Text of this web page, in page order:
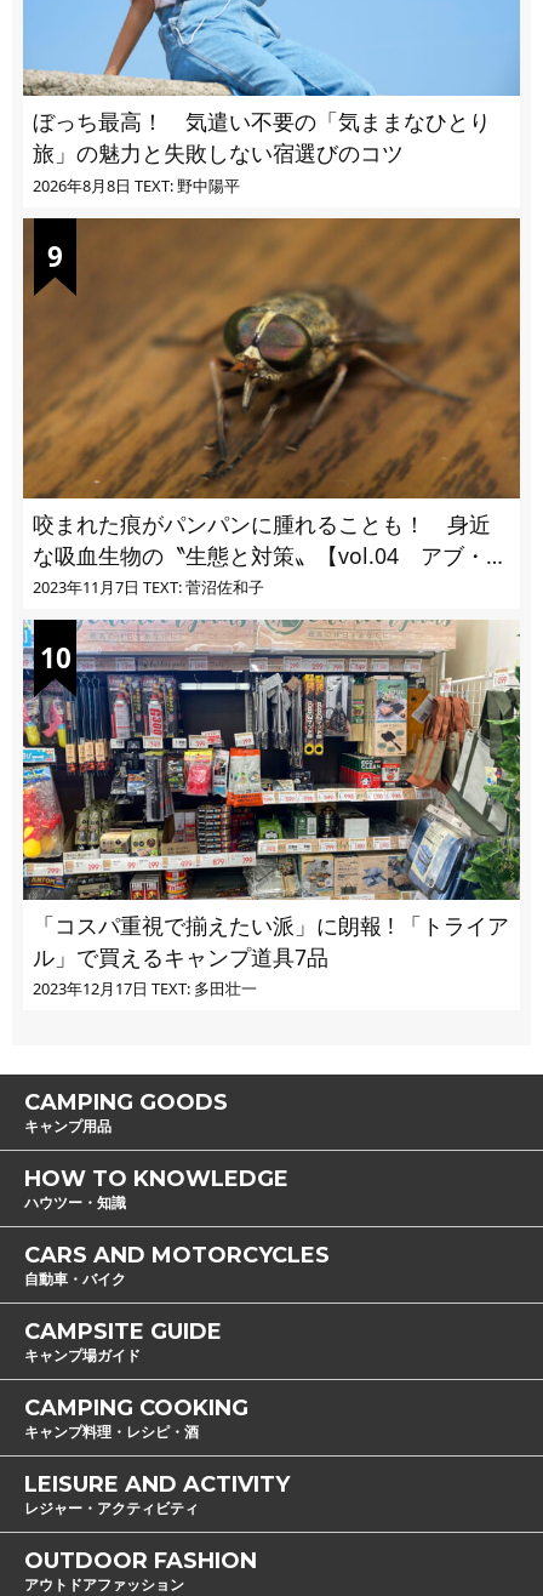
ぼっち最高！ 気遣い不要の「気ままなひとり
旅」の魅力と失敗しない宿選びのコツ
2026年8月8日 TEXT: 野中陽平
咬まれた痕がパンパンに腫れることも！ 身近
な吸血生物の〝生態と対策〟【vol.04 アブ・ブ
ユ・ヌカカ】
2023年11月7日 TEXT: 菅沼佐和子
「コスパ重視で揃えたい派」に朗報 ! 「トライア
ル」で買えるキャンプ道具7品
2023年12月17日 TEXT: 多田壮一
CAMPING GOODS
キャンプ用品
HOW TO KNOWLEDGE
ハウツー・知識
CARS AND MOTORCYCLES
自動車・バイク
CAMPSITE GUIDE
キャンプ場ガイド
CAMPING COOKING
キャンプ料理・レシピ・酒
LEISURE AND ACTIVITY
レジャー・アクティビティ
OUTDOOR FASHION
アウトドアファッション